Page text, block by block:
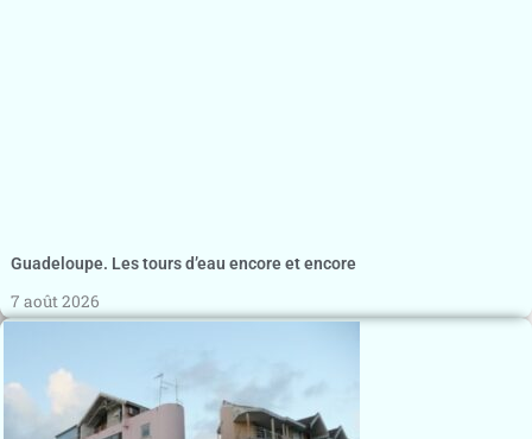
Guadeloupe. Les tours d’eau encore et encore
7 août 2026